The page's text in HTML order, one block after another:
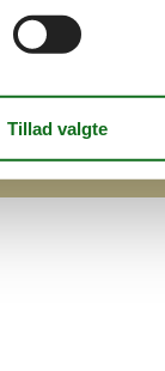
i hele Danmark -